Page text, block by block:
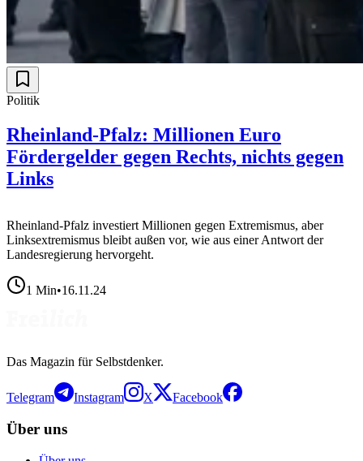
Politik
Rheinland-Pfalz: Millionen Euro
Fördergelder gegen Rechts, nichts gegen
Links
Rheinland-Pfalz investiert Millionen gegen Extremismus, aber
Linksextremismus bleibt außen vor, wie aus einer Antwort der
Landesregierung hervorgeht.
1 Min•16.11.24
Das Magazin für Selbstdenker.
Telegram Instagram X Facebook
Über uns